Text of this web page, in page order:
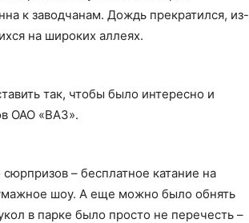
к заводчанам. Дождь прекратился, из-
на широких аллеях.
так, чтобы было интересно и
ОАО «ВАЗ».
– бесплатное катание на
шоу. А еще можно было обнять
в парке было просто не перечесть –